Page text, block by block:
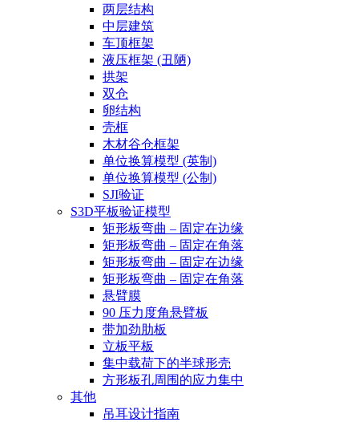
两层结构
中层建筑
车顶框架
液压框架 (丑陋)
拱架
双仓
卵结构
壳框
木材谷仓框架
单位换算模型 (英制)
单位换算模型 (公制)
SJI验证
S3D平板验证模型
矩形板弯曲 – 固定在边缘
矩形板弯曲 – 固定在角落
矩形板弯曲 – 固定在边缘
矩形板弯曲 – 固定在角落
悬臂膜
90 压力度角悬臂板
带加劲肋板
立板平板
集中载荷下的半球形壳
方形板孔周围的应力集中
其他
吊耳设计指南